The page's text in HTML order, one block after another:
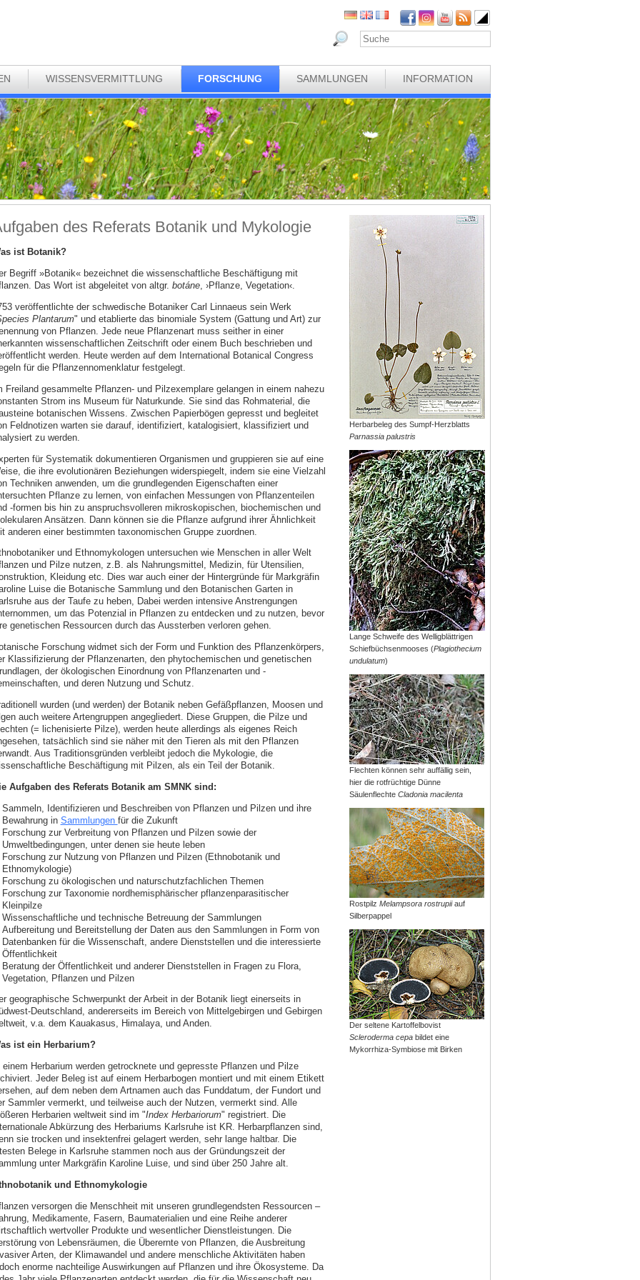
WISSENSVERMITTLUNG FORSCHUNG SAMMLUNGEN INFORMATION
des Referats Botanik und Mykologie
ist Botanik?
Begriff »Botanik« bezeichnet die wissenschaftliche Beschäftigung mit
Das Wort ist abgeleitet von altgr. botáne, ›Pflanze, Vegetation‹.
veröffentlichte der schwedische Botaniker Carl Linnaeus sein Werk
Plantarum" und etablierte das binomiale System (Gattung und Art) zur
von Pflanzen. Jede neue Pflanzenart muss seither in einer
wissenschaftlichen Zeitschrift oder einem Buch beschrieben und
werden. Heute werden auf dem International Botanical Congress
für die Pflanzennomenklatur festgelegt.
Freiland gesammelte Pflanzen- und Pilzexemplare gelangen in einem nahezu
Strom ins Museum für Naturkunde. Sie sind das Rohmaterial, die
botanischen Wissens. Zwischen Papierbögen gepresst und begleitet
Feldnotizen warten sie darauf, identifiziert, katalogisiert, klassifiziert und
zu werden.
für Systematik dokumentieren Organismen und gruppieren sie auf eine
die ihre evolutionären Beziehungen widerspiegelt, indem sie eine Vielzahl
Techniken anwenden, um die grundlegenden Eigenschaften einer
Pflanze zu lernen, von einfachen Messungen von Pflanzenteilen
-formen bis hin zu anspruchsvolleren mikroskopischen, biochemischen und
Ansätzen. Dann können sie die Pflanze aufgrund ihrer Ähnlichkeit
anderen einer bestimmten taxonomischen Gruppe zuordnen.
und Ethnomykologen untersuchen wie Menschen in aller Welt
und Pilze nutzen, z.B. als Nahrungsmittel, Medizin, für Utensilien,
Kleidung etc. Dies war auch einer der Hintergründe für Markgräfin
Luise die Botanische Sammlung und den Botanischen Garten in
aus der Taufe zu heben, Dabei werden intensive Anstrengungen
um das Potenzial in Pflanzen zu entdecken und zu nutzen, bevor
genetischen Ressourcen durch das Aussterben verloren gehen.
Forschung widmet sich der Form und Funktion des Pflanzenkörpers,
Klassifizierung der Pflanzenarten, den phytochemischen und genetischen
der ökologischen Einordnung von Pflanzenarten und -
und deren Nutzung und Schutz.
wurden (und werden) der Botanik neben Gefäßpflanzen, Moosen und
auch weitere Artengruppen angegliedert. Diese Gruppen, die Pilze und
(= lichenisierte Pilze), werden heute allerdings als eigenes Reich
tatsächlich sind sie näher mit den Tieren als mit den Pflanzen
Aus Traditionsgründen verbleibt jedoch die Mykologie, die
Beschäftigung mit Pilzen, als ein Teil der Botanik.
Aufgaben des Referats Botanik am SMNK sind:
Sammeln, Identifizieren und Beschreiben von Pflanzen und Pilzen und ihre
Bewahrung in Sammlungen für die Zukunft
Forschung zur Verbreitung von Pflanzen und Pilzen sowie der
Umweltbedingungen, unter denen sie heute leben
Forschung zur Nutzung von Pflanzen und Pilzen (Ethnobotanik und
Ethnomykologie)
Forschung zu ökologischen und naturschutzfachlichen Themen
Forschung zur Taxonomie nordhemisphärischer pflanzenparasitischer
Kleinpilze
Wissenschaftliche und technische Betreuung der Sammlungen
Aufbereitung und Bereitstellung der Daten aus den Sammlungen in Form von
Datenbanken für die Wissenschaft, andere Dienststellen und die interessierte
Öffentlichkeit
Beratung der Öffentlichkeit und anderer Dienststellen in Fragen zu Flora,
Vegetation, Pflanzen und Pilzen
geographische Schwerpunkt der Arbeit in der Botanik liegt einerseits in
Deutschland, andererseits im Bereich von Mittelgebirgen und Gebirgen
v.a. dem Kauakasus, Himalaya, und Anden.
ist ein Herbarium?
einem Herbarium werden getrocknete und gepresste Pflanzen und Pilze
Jeder Beleg ist auf einem Herbarbogen montiert und mit einem Etikett
auf dem neben dem Artnamen auch das Funddatum, der Fundort und
Sammler vermerkt, und teilweise auch der Nutzen, vermerkt sind. Alle
Herbarien weltweit sind im "Index Herbariorum" registriert. Die
Abkürzung des Herbariums Karlsruhe ist KR. Herbarpflanzen sind,
sie trocken und insektenfrei gelagert werden, sehr lange haltbar. Die
Belege in Karlsruhe stammen noch aus der Gründungszeit der
unter Markgräfin Karoline Luise, und sind über 250 Jahre alt.
und Ethnomykologie
versorgen die Menschheit mit unseren grundlegendsten Ressourcen –
Medikamente, Fasern, Baumaterialien und eine Reihe anderer
wertvoller Produkte und wesentlicher Dienstleistungen. Die
von Lebensräumen, die Überernte von Pflanzen, die Ausbreitung
Arten, der Klimawandel und andere menschliche Aktivitäten haben
enorme nachteilige Auswirkungen auf Pflanzen und ihre Ökosysteme. Da
Herbarbeleg des Sumpf-Herzblatts
Parnassia palustris
Lange Schweife des Welligblättrigen
Schiefbüchsenmooses (Plagiothecium
undulatum)
Flechten können sehr auffällig sein,
hier die rotfrüchtige Dünne
Säulenflechte Cladonia macilenta
Rostpilz Melampsora rostrupiiauf
Silberpappel
Der seltene Kartoffelbovist
Scleroderma cepabildet eine
Mykorrhiza-Symbiose mit Birken